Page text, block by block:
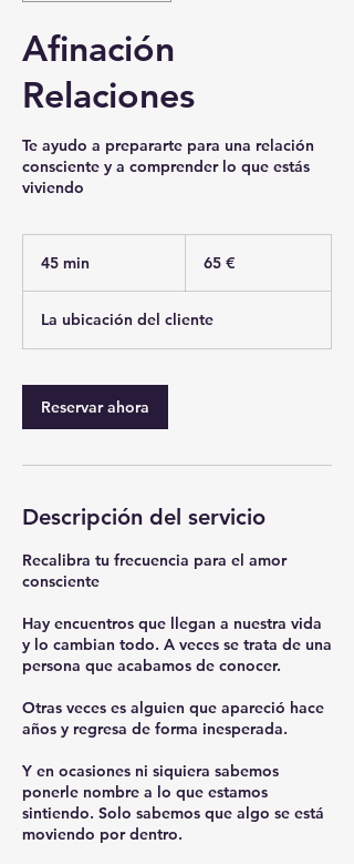
Afinación
Relaciones
Te ayudo a prepararte para una relación
consciente y a comprender lo que estás
viviendo
45 min
m
i
65 €
La ubicación del cliente
Reservar ahora
Descripción del servicio
Recalibra tu frecuencia para el amor
consciente
Hay encuentros que llegan a nuestra vida
y lo cambian todo. A veces se trata de una
persona que acabamos de conocer.
Otras veces es alguien que apareció hace
años y regresa de forma inesperada.
Y en ocasiones ni siquiera sabemos
ponerle nombre a lo que estamos
sintiendo. Solo sabemos que algo se está
moviendo por dentro.